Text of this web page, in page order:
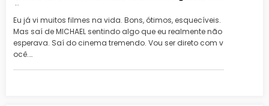
filme que sempre mereceu
Eu já vi muitos filmes na vida. Bons, ótimos, esquecíveis.
Mas saí de MICHAEL sentindo algo que eu realmente não
esperava. Saí do cinema tremendo. Vou ser direto com v
ocê.…